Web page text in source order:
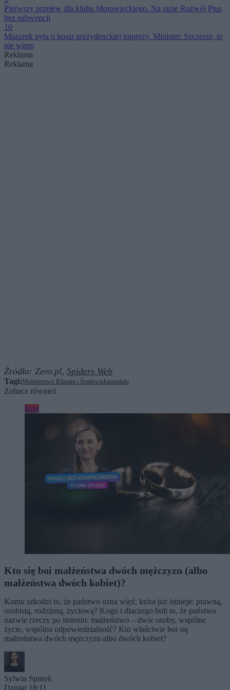
Pierwszy przelew dla klubu Morawieckiego. Na razie Rozwój Plus
bez subwencji
10
Mazurek pyta o koszt prezydenckiej imprezy. Minister: Szczerze, to
nie wiem
Reklama
Reklama
Źródła: Zero.pl, Spiders Web
Tagi: Ministerstwo Klimatu i Środowiskasondaże
Zobacz również
Kraj
Kto się boi małżeństwa dwóch mężczyzn (albo
małżeństwa dwóch kobiet)?
Komu szkodzi to, że państwo uzna więź, która już istnieje: prawną,
osobistą, rodzinną, życiową? Kogo i dlaczego boli to, że państwo
nazwie rzeczy po imieniu: małżeństwo – dwie osoby, wspólne
życie, wspólna odpowiedzialność? Kto właściwie boi się
małżeństwa dwóch mężczyzn albo dwóch kobiet?
Sylwia Spurek
Dzisiaj 18:11